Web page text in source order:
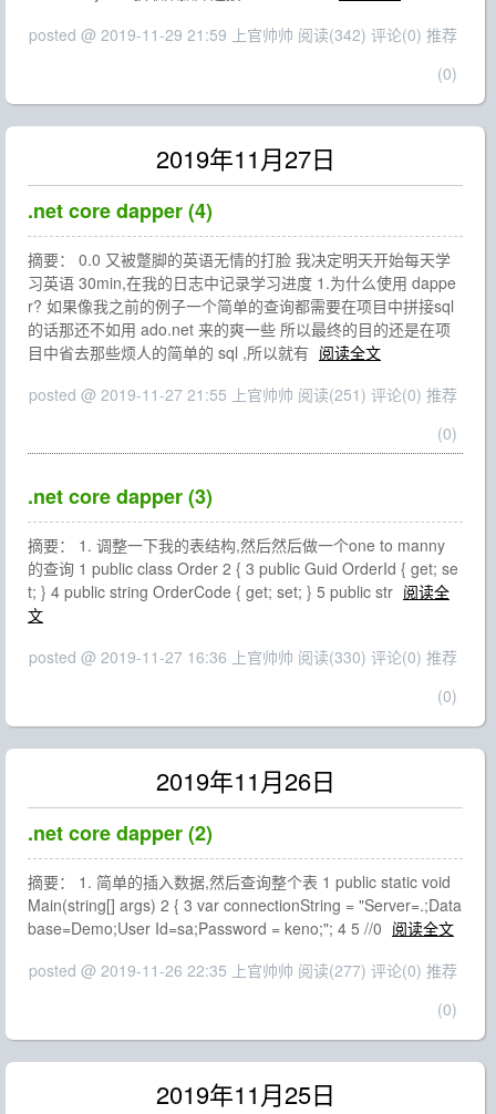
posted @ 2019-11-29 21:59 上官帅帅 阅读(342) 评论(0) 推荐
(0)
2019年11月27日
.net core dapper (4)
摘要： 0.0 又被蹩脚的英语无情的打脸 我决定明天开始每天学
习英语 30min,在我的日志中记录学习进度 1.为什么使用 dappe
r? 如果像我之前的例子一个简单的查询都需要在项目中拼接sql
的话那还不如用 ado.net 来的爽一些 所以最终的目的还是在项
目中省去那些烦人的简单的 sql ,所以就有 阅读全文
posted @ 2019-11-27 21:55 上官帅帅 阅读(251) 评论(0) 推荐
(0)
.net core dapper (3)
摘要： 1. 调整一下我的表结构,然后然后做一个one to manny
的查询 1 public class Order 2 { 3 public Guid OrderId { get; se
t; } 4 public string OrderCode { get; set; } 5 public str 阅读全
文
posted @ 2019-11-27 16:36 上官帅帅 阅读(330) 评论(0) 推荐
(0)
2019年11月26日
.net core dapper (2)
摘要： 1. 简单的插入数据,然后查询整个表 1 public static void
Main(string[] args) 2 { 3 var connectionString = "Server=.;Data
base=Demo;User Id=sa;Password = keno;"; 4 5 //0 阅读全文
posted @ 2019-11-26 22:35 上官帅帅 阅读(277) 评论(0) 推荐
(0)
2019年11月25日